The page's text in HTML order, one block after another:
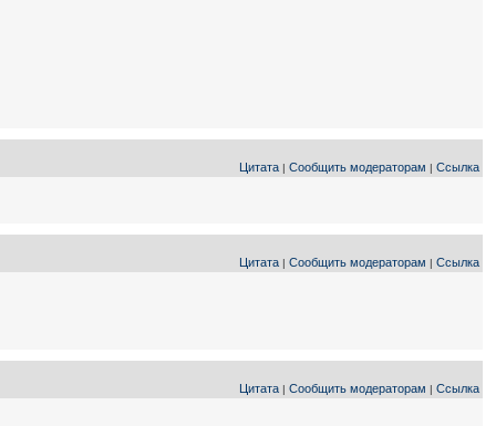
Цитата | Сообщить модераторам | Ссылка
Цитата | Сообщить модераторам | Ссылка
Цитата | Сообщить модераторам | Ссылка